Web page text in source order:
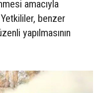
amacıyla
benzer
yapılmasının